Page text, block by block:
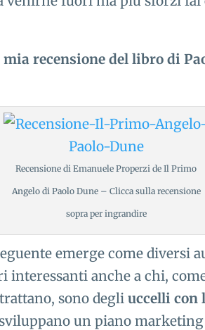
mia recensione del libro di
Recensione di Emanuele Properzi de Il Primo
Angelo di Paolo Dune – Clicca sulla recensione
sopra per ingrandire
emerge come diversi
interessanti anche a chi,
sono degliuccelli con
un piano